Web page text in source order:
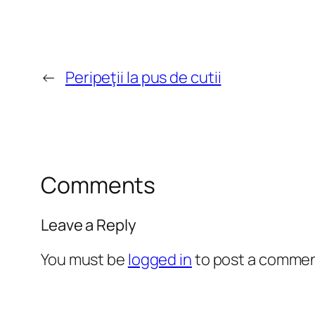
← Peripeţii la pus de cutii
Comments
Leave a Reply
You must be logged into post a